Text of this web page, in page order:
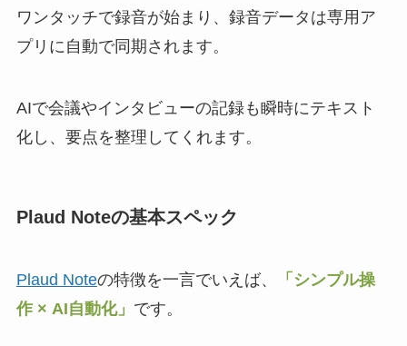
ワンタッチで録音が始まり、録音データは専用ア
プリに自動で同期されます。
AIで会議やインタビューの記録も瞬時にテキスト
化し、要点を整理してくれます。
Plaud Noteの基本スペック
Plaud Noteの特徴を一言でいえば、
「シンプル操
作 × AI自動化」 です。